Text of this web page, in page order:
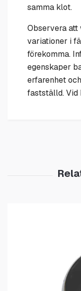
samma klot.
Observera
variationer i
förekomma.
egenskaper
erfarenhet
fastställd. Vid